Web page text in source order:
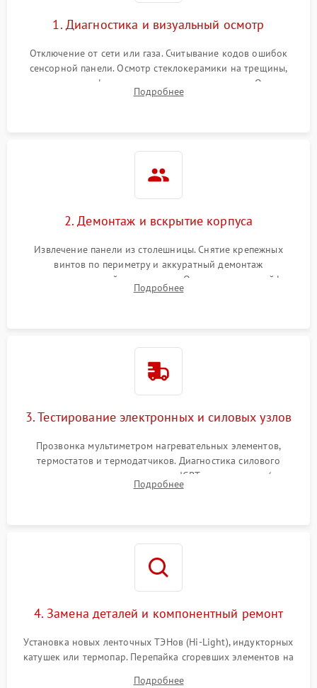
1. Диагностика и визуальный осмотр
Отключение от сети или газа. Считывание кодов ошибок
сенсорной панели. Осмотр стеклокерамики на трещины,
проверка конфорок на равномерность нагрева. Опрос
клиента о симптомах (не включается, не видит посуду,
Подробнее
2. Демонтаж и вскрытие корпуса
Извлечение панели из столешницы. Снятие крепежных
винтов по периметру и аккуратный демонтаж
стеклокерамической поверхности. Отсоединение шлейфов
сенсорного блока для доступа к силовым платам, катушкам
Подробнее
3. Тестирование электронных и силовых узлов
Прозвонка мультиметром нагревательных элементов,
термостатов и термодатчиков. Диагностика силового
модуля, реле, диодных мостов и IGBT-транзисторов (для
индукции). Проверка кранов и газ-контроля (для газовых
Подробнее
4. Замена деталей и компонентный ремонт
Установка новых ленточных ТЭНов (Hi-Light), индукторных
катушек или термопар. Перепайка сгоревших элементов на
Подробнее